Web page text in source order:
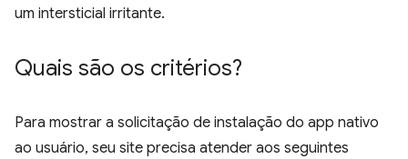
um intersticial irritante.
Quais são os critérios?
Para mostrar a solicitação de instalação do app nativo
ao usuário, seu site precisa atender aos seguintes